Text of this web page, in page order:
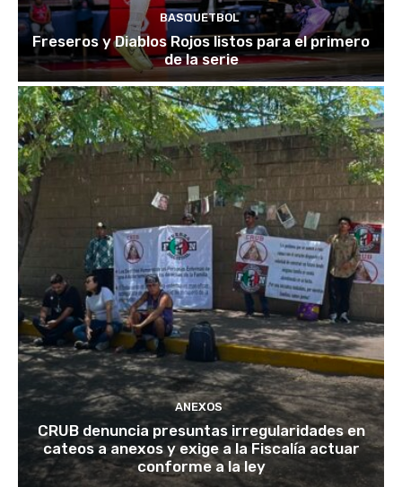
BASQUETBOL
Freseros y Diablos Rojos listos para el primero
de la serie
ANEXOS
CRUB denuncia presuntas irregularidades en
cateos a anexos y exige a la Fiscalía actuar
conforme a la ley